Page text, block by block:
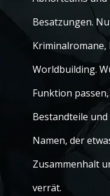
Besatzungen.
Kriminalromane,
Worldbuilding.
Funktion
Bestandteile
Namen, der
Zusammenhalt
verrät.